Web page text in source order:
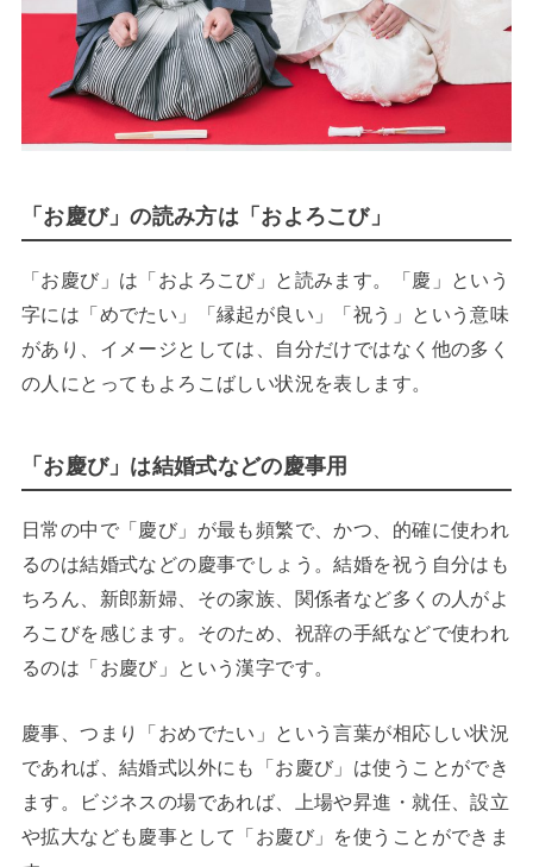
「お慶び」の読み方は「およろこび」
「お慶び」は「およろこび」と読みます。「慶」という
字には「めでたい」「縁起が良い」「祝う」という意味
があり、イメージとしては、自分だけではなく他の多く
の人にとってもよろこばしい状況を表します。
「お慶び」は結婚式などの慶事用
日常の中で「慶び」が最も頻繁で、かつ、的確に使われ
るのは結婚式などの慶事でしょう。結婚を祝う自分はも
ちろん、新郎新婦、その家族、関係者など多くの人がよ
ろこびを感じます。そのため、祝辞の手紙などで使われ
るのは「お慶び」という漢字です。
慶事、つまり「おめでたい」という言葉が相応しい状況
であれば、結婚式以外にも「お慶び」は使うことができ
ます。ビジネスの場であれば、上場や昇進・就任、設立
や拡大なども慶事として「お慶び」を使うことができま